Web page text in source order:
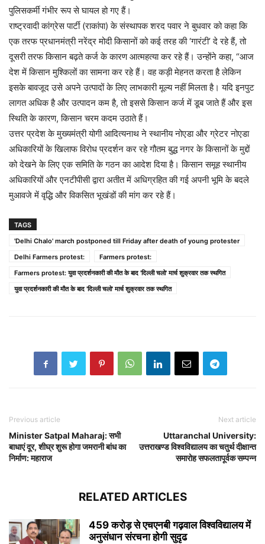
पुलिसकर्मी गंभीर रूप से घायल हो गए हैं।
राष्ट्रवादी कांग्रेस पार्टी (राकांपा) के संस्थापक शरद पवार ने बुधवार को कहा कि
एक तरफ प्रधानमंत्री नरेंद्र मोदी किसानों को कई तरह की ‘गारंटी’ दे रहे हैं, तो
दूसरी तरफ किसान बढ़ते कर्ज के कारण आत्महत्या कर रहे हैं। उन्होंने कहा, “आज
देश में किसान मुश्किलों का सामना कर रहे हैं। वह कड़ी मेहनत करता है लेकिन
इसके बावजूद उसे अपने उत्पादों के लिए लाभकारी मूल्य नहीं मिलता है। यदि इनपुट
लागत अधिक है और उत्पादन कम है, तो इससे किसान कर्ज में डूब जाते हैं और इस
स्थिति के कारण, किसान चरम कदम उठाते हैं।
उत्तर प्रदेश के मुख्यमंत्री योगी आदित्यनाथ ने स्थानीय नोएडा और ग्रेटर नोएडा
अधिकारियों के खिलाफ विरोध प्रदर्शन कर रहे गौतम बुद्ध नगर के किसानों के मुद्दों
को देखने के लिए एक समिति के गठन का आदेश दिया है। किसान समूह स्थानीय
अधिकारियों और एनटीपीसी द्वारा अतीत में अधिग्रहित की गई अपनी भूमि के बदले
मुआवजे में वृद्धि और विकसित भूखंडों की मांग कर रहे हैं।
TAGS
'Delhi Chalo' march postponed till Friday after death of young protester
Delhi Farmers protest:
Farmers protest:
Farmers protest: युवा प्रदर्शनकारी की मौत के बाद 'दिल्ली चलो' मार्च शुक्रवार तक स्थगित
युवा प्रदर्शनकारी की मौत के बाद 'दिल्ली चलो' मार्च शुक्रवार तक स्थगित
Previous article
Minister Satpal Maharaj: सभी
बाधाएं दूर, शीघ्र शुरू होगा जमरानी बांध का
निर्माण: महाराज
Next article
Uttaranchal University:
उत्तराखण्ड विश्वविद्यालय का चतुर्थ दीक्षान्त
समारोह सफलतापूर्वक सम्पन्न
RELATED ARTICLES
459 करोड़ से एचएनबी गढ़वाल विश्वविद्यालय में
अनुसंधान संरचना होगी सुदृढ